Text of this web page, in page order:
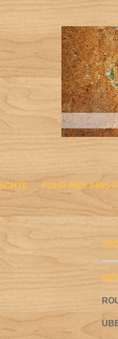
POUR MES AMIS